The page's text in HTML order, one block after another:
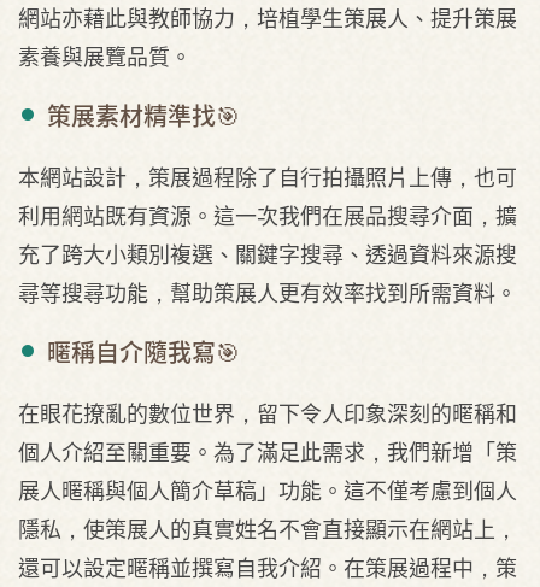
網站亦藉此與教師協力，培植學生策展人、提升策展
素養與展覽品質。
策展素材精準找🎯
本網站設計，策展過程除了自行拍攝照片上傳，也可
利用網站既有資源。這一次我們在展品搜尋介面，擴
充了跨大小類別複選、關鍵字搜尋、透過資料來源搜
尋等搜尋功能，幫助策展人更有效率找到所需資料。
暱稱自介隨我寫🎯
在眼花撩亂的數位世界，留下令人印象深刻的暱稱和
個人介紹至關重要。為了滿足此需求，我們新增「策
展人暱稱與個人簡介草稿」功能。這不僅考慮到個人
隱私，使策展人的真實姓名不會直接顯示在網站上，
還可以設定暱稱並撰寫自我介紹。在策展過程中，策